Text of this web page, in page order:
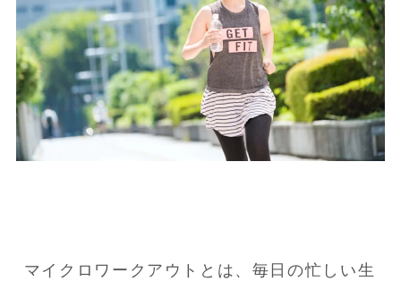
マイクロワークアウトとは、毎日の忙しい生